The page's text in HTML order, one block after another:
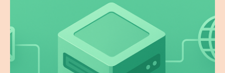
WordPress onderhoud uitbesteden